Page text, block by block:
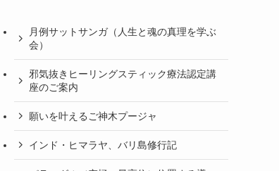
月例サットサンガ（人生と魂の真理を学ぶ
会）
邪気抜きヒーリングスティック療法認定講
座のご案内
願いを叶えるご神木プージャ
インド・ヒマラヤ、バリ島修行記